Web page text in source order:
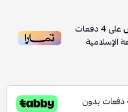
على4دفعات
الإسلامية